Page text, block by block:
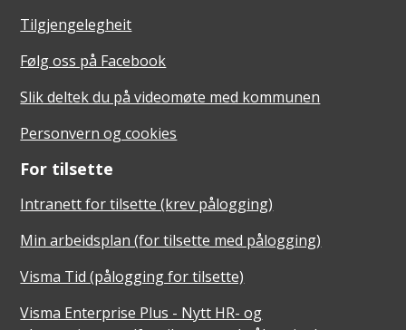
Tilgjengelegheit
Følg oss på Facebook
Slik deltek du på videomøte med kommunen
Personvern og cookies
For tilsette
Intranett for tilsette (krev pålogging)
Min arbeidsplan (for tilsette med pålogging)
Visma Tid (pålogging for tilsette)
Visma Enterprise Plus - Nytt HR- og